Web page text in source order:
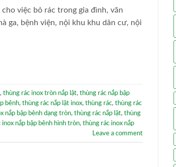
việc bỏ rác trong gia đình, văn
ga, bệnh viện, nội khu khu dân cư, nội
, thùng rác inox tròn nắp lật, thùng rác nắp bập
bênh, thùng rác nắp lật inox, thùng rác, thùng rác
nắp bập bênh dạng tròn, thùng rác nắp lật, thùng
inox nắp bập bênh hình tròn, thùng rác inox nắp
Leave a comment